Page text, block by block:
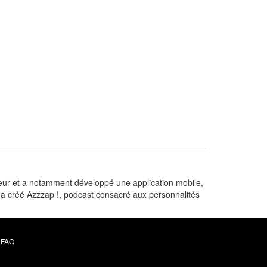
et a notamment développé une application mobile,
créé Azzzap !, podcast consacré aux personnalités
FAQ